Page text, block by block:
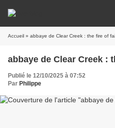
Accueil » abbaye de Clear Creek : the fire of
Publié le 12/10/2025 à 07:52
Par Philippe